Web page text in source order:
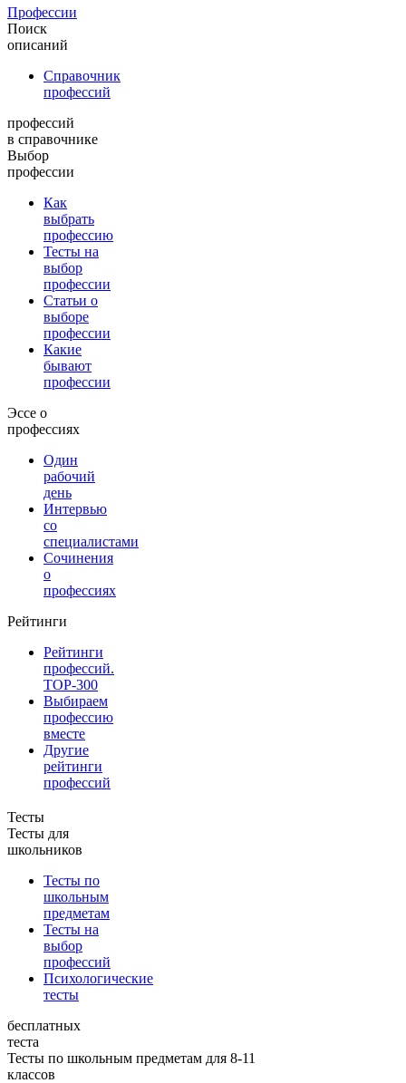
Профессии
Поиск
описаний
Справочник
профессий
профессий
в справочнике
Выбор
профессии
Как
выбрать
профессию
Тесты на
выбор
профессии
Статьи о
выборе
профессии
Какие
бывают
профессии
Эссе о
профессиях
Один
рабочий
день
Интервью
со
специалистами
Сочинения
о
профессиях
Рейтинги
Рейтинги
профессий.
TOP-300
Выбираем
профессию
вместе
Другие
рейтинги
профессий
Тесты
Тесты для
школьников
Тесты по
школьным
предметам
Тесты на
выбор
профессий
Психологические
тесты
бесплатных
теста
Тесты по школьным предметам для 8-11
классов